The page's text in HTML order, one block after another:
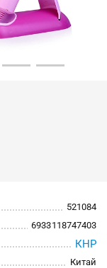
521084
6933118747403
КНР
Китай